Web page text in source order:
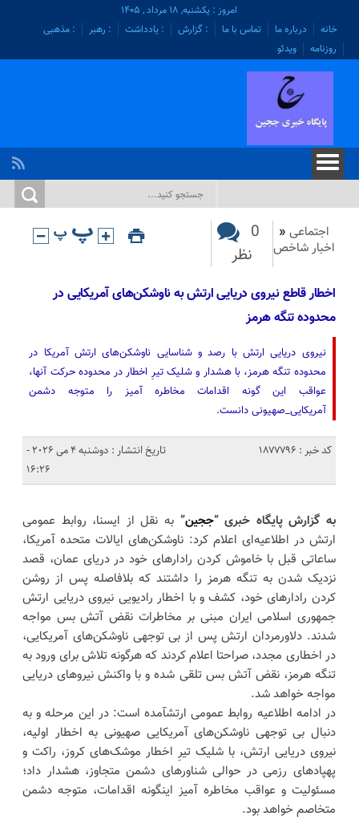
امروز : یکشنبه, ۱۸ مرداد , ۱۴۰۵
خانه
درباره ما تماس با ما : گزارش : یادداشت : رهبر
: مذهبی
روزنامه
ویدئو
اجتماعی «
اخبار شاخص
0
نظر
اخطار قاطع نیروی دریایی ارتش به ناوشکن‌های آمریکایی در
محدوده تنگه هرمز
نیروی دریایی ارتش با رصد و شناسایی ناوشکن‌های ارتش آمریکا در
محدوده تنگه هرمز، با هشدار و شلیک تیرِ اخطار در محدوده حرکت آنها،
عواقب این گونه اقدامات مخاطره آمیز را متوجه دشمن
آمریکایی_صهیونی دانست.
کد خبر : 1877796
تاریخ انتشار : دوشنبه 4 می 2026 -
16:26
به گزارش پایگاه خبری “ججین” به نقل از ایسنا، روابط عمومی
ارتش در اطلاعیه‌ای اعلام کرد: ناوشکن‌های ایالات متحده آمریکا،
ساعاتی قبل با خاموش کردن رادارهای خود در دریای عمان، قصد
نزدیک شدن به تنگه هرمز را داشتند که بلافاصله پس از روشن
کردن رادارهای خود، کشف و با اخطار رادیویی نیروی دریایی ارتش
جمهوری اسلامی ایران مبنی بر مخاطرات نقض آتش بس مواجه
شدند. دلاورمردان ارتش پس از بی توجهی ناوشکن‌های آمریکایی،
در اخطاری مجدد، صراحتا اعلام کردند که هرگونه تلاش برای ورود به
تنگه هرمز، نقض آتش بس تلقی شده و با واکنش نیروهای دریایی
مواجه خواهد شد.
در ادامه اطلاعیه روابط عمومی ارتشآمده است: در این مرحله و به
دنبال بی توجهی ناوشکن‌های آمریکایی صهیونی به اخطار اولیه،
نیروی دریایی ارتش، با شلیک تیرِ اخطار موشک‌های کروز، راکت و
پهپادهای رزمی در حوالی شناورهای دشمن متجاوز، هشدار داد؛
مسئولیت و عواقب مخاطره آمیز اینگونه اقدامات، متوجه دشمن
متخاصم خواهد بود.